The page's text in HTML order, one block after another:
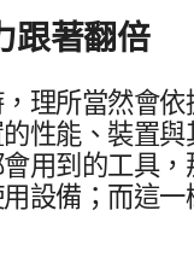
跟​著​翻​倍
理所​當然會​依
性能、​裝置​與​
用到​的​工具
設備；而​這​